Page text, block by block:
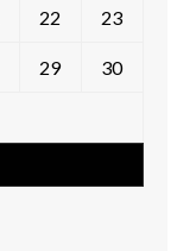
22 23
29 30